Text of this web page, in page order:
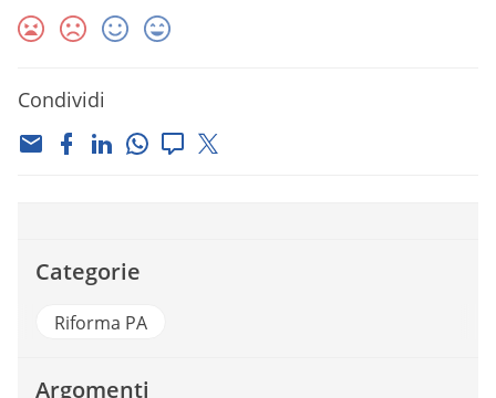
Condividi
Categorie
Riforma PA
Argomenti